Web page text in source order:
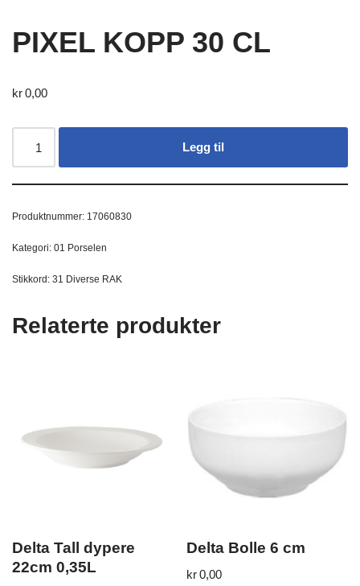
PIXEL KOPP 30 CL
kr0,00
Legg til
Produktnummer: 17060830
Kategori: 01 Porselen
Stikkord: 31 Diverse RAK
Relaterte produkter
Delta Tall dypere
22cm 0,35L
Delta Bolle 6 cm
kr0,00